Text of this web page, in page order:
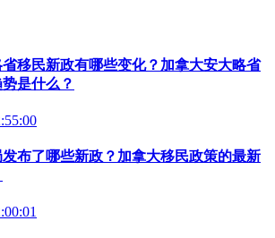
移民新政有哪些变化？加拿大安大略省
是什么？
布了哪些新政？加拿大移民政策的最新